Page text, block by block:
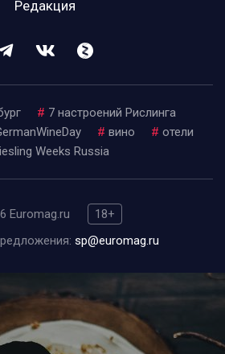
Редакция
# 7 настроений Рислинга
# вино # отели
Weeks Russia
Euromag.ru
18+
sp@euromag.ru